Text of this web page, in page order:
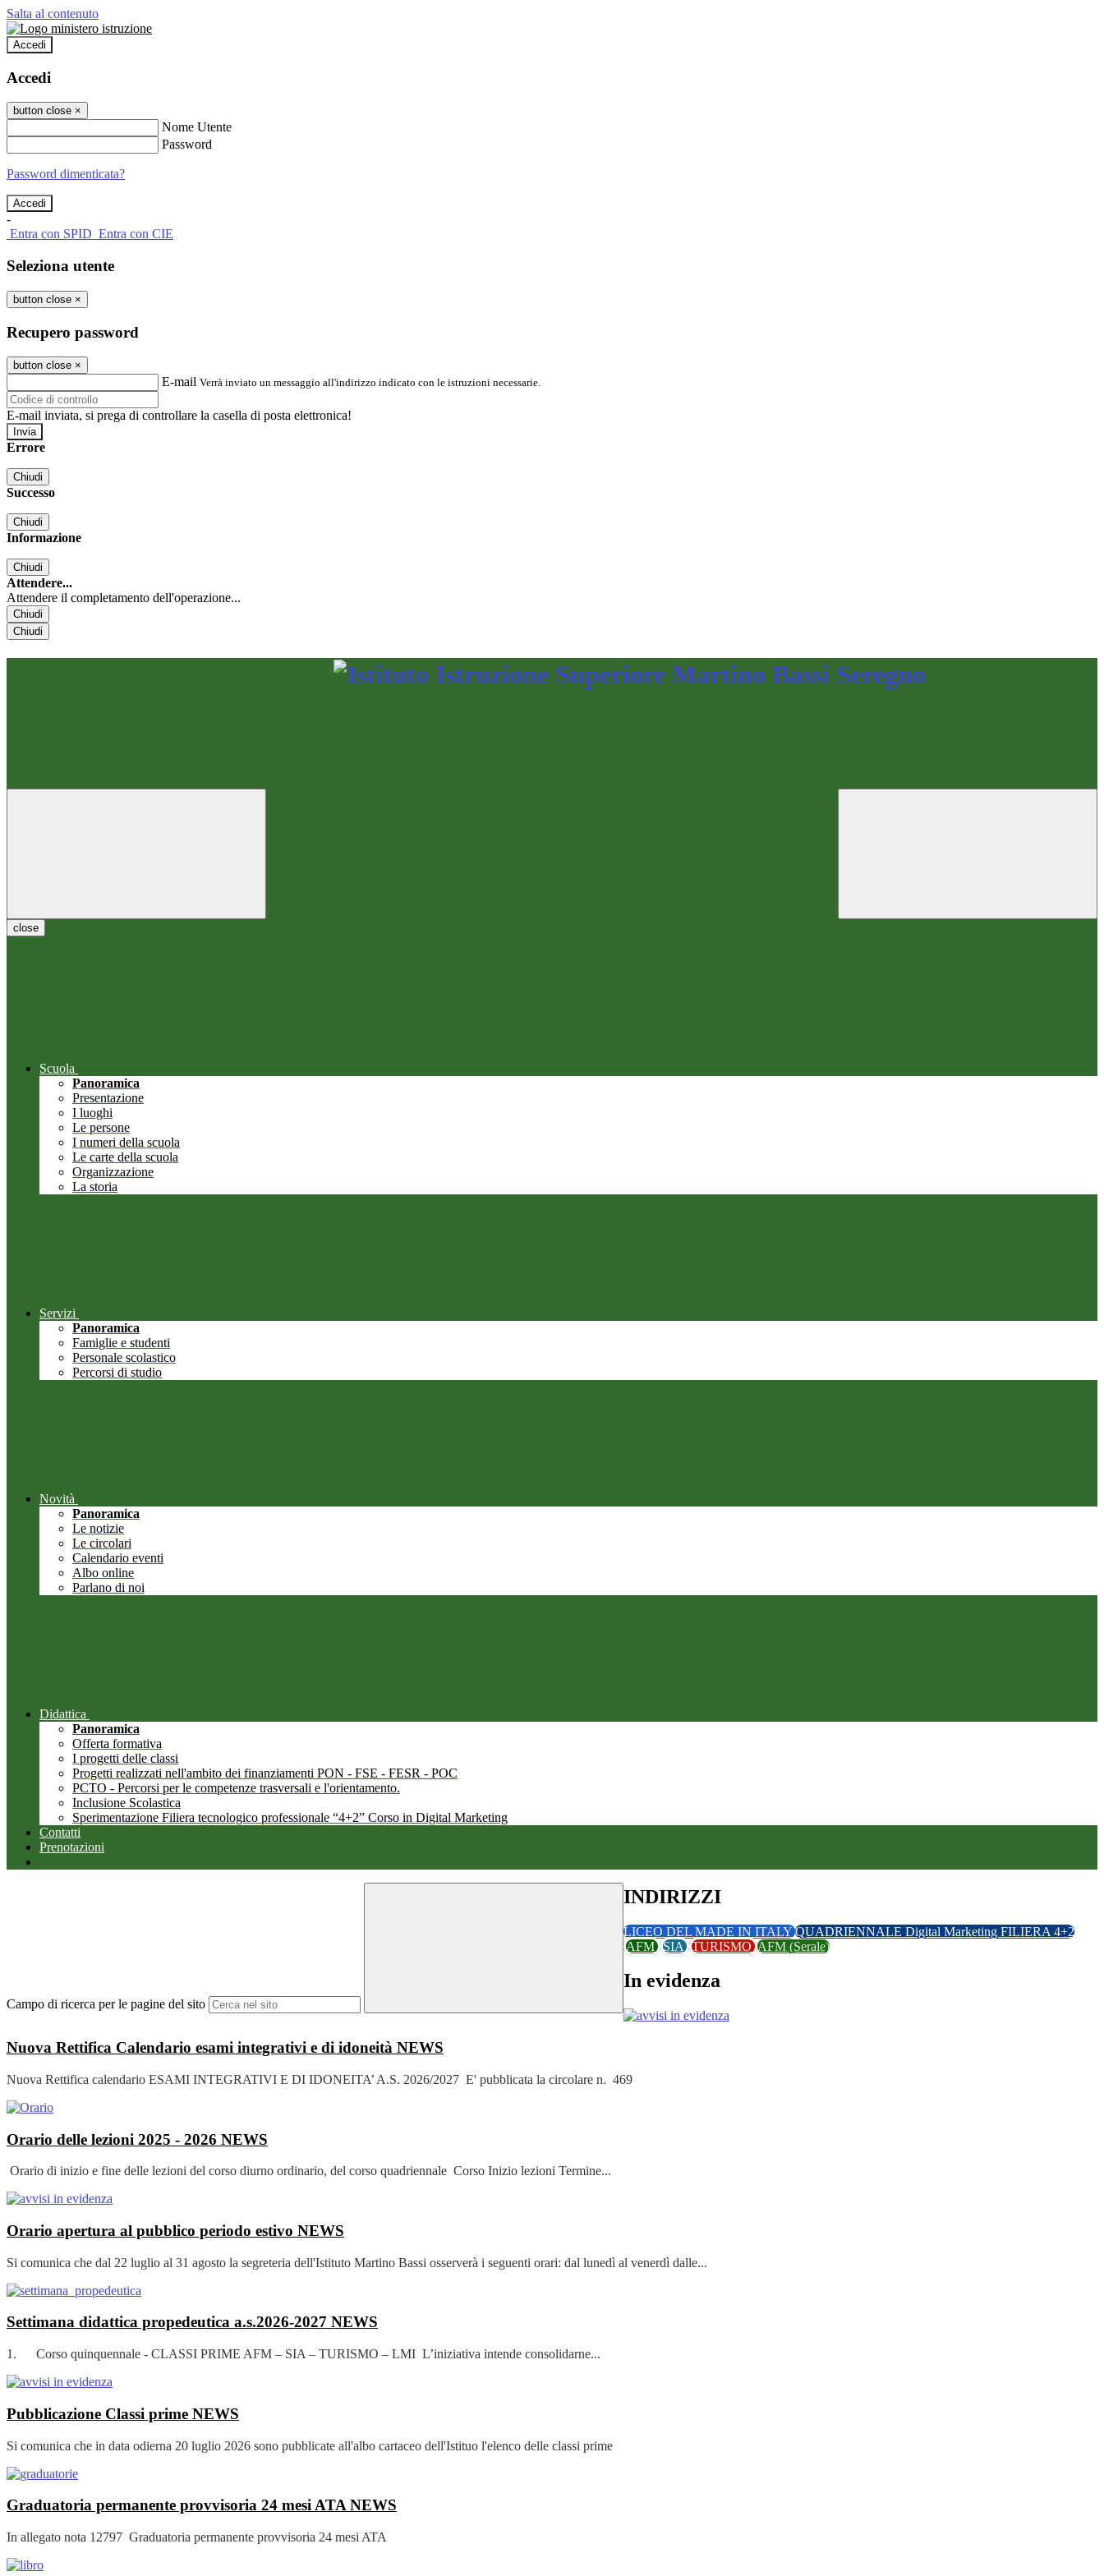
Salta al contenuto
Accedi
Accedi
button close ×
Nome Utente
Password
Password dimenticata?
-
Entra con SPID Entra con CIE
Seleziona utente
button close ×
Recupero password
button close ×
E-mail Verrà inviato un messaggio all'indirizzo indicato con le istruzioni necessarie.
E-mail inviata, si prega di controllare la casella di posta elettronica!
Errore
Chiudi
Successo
Chiudi
Informazione
Chiudi
Attendere...
Attendere il completamento dell'operazione...
Chiudi
Chiudi
close
Scuola
Panoramica
Presentazione
I luoghi
Le persone
I numeri della scuola
Le carte della scuola
Organizzazione
La storia
Servizi
Panoramica
Famiglie e studenti
Personale scolastico
Percorsi di studio
Novità
Panoramica
Le notizie
Le circolari
Calendario eventi
Albo online
Parlano di noi
Didattica
Panoramica
Offerta formativa
I progetti delle classi
Progetti realizzati nell'ambito dei finanziamenti PON - FSE - FESR - POC
PCTO - Percorsi per le competenze trasversali e l'orientamento.
Inclusione Scolastica
Sperimentazione Filiera tecnologico professionale “4+2” Corso in Digital Marketing
Contatti
Prenotazioni
Campo di ricerca per le pagine del sito
INDIRIZZI
LICEO DEL MADE IN ITALYQUADRIENNALE Digital Marketing FILIERA 4+2
AFM SIA TURISMOAFM (Serale)
In evidenza
Nuova Rettifica Calendario esami integrativi e di idoneità NEWS
Nuova Rettifica calendario ESAMI INTEGRATIVI E DI IDONEITA’ A.S. 2026/2027 E' pubblicata la circolare n. 469
Orario delle lezioni 2025 - 2026 NEWS
Orario di inizio e fine delle lezioni del corso diurno ordinario, del corso quadriennale Corso Inizio lezioni Termine...
Orario apertura al pubblico periodo estivo NEWS
Si comunica che dal 22 luglio al 31 agosto la segreteria dell'Istituto Martino Bassi osserverà i seguenti orari: dal lunedì al venerdì dalle...
Settimana didattica propedeutica a.s.2026-2027 NEWS
1. Corso quinquennale - CLASSI PRIME AFM – SIA – TURISMO – LMI L’iniziativa intende consolidarne...
Pubblicazione Classi prime NEWS
Si comunica che in data odierna 20 luglio 2026 sono pubblicate all'albo cartaceo dell'Istituo l'elenco delle classi prime
Graduatoria permanente provvisoria 24 mesi ATANEWS
In allegato nota 12797 Graduatoria permanente provvisoria 24 mesi ATA